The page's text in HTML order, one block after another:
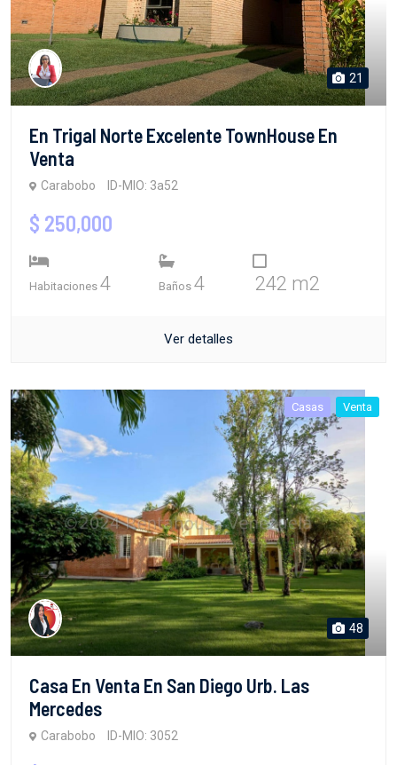
21
En Trigal Norte Excelente TownHouse En
Venta
Carabobo ID-MIO: 3a52
$ 250,000
Habitaciones 4 Baños 4 242 m2
Ver detalles
Casas Venta
48
Casa En Venta En San Diego Urb. Las
Mercedes
Carabobo ID-MIO: 3052